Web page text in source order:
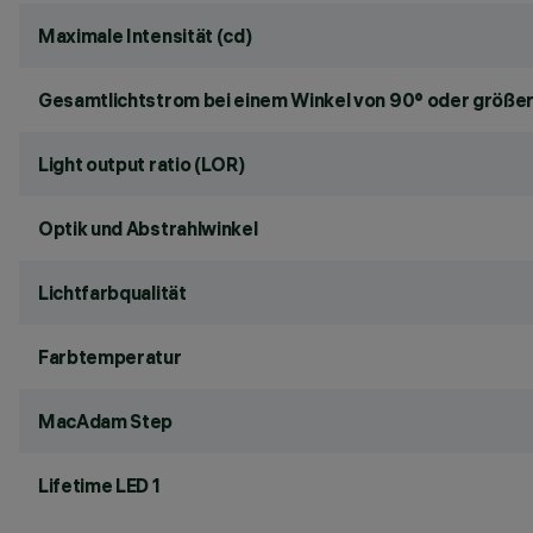
Maximale Intensität (cd)
Gesamtlichtstrom bei einem Winkel von 90° oder
Light output ratio (LOR)
Optik und Abstrahlwinkel
Lichtfarbqualität
Farbtemperatur
MacAdam Step
Lifetime LED 1